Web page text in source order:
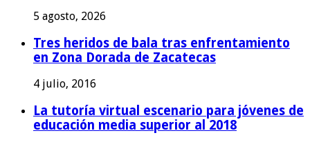
5 agosto, 2026
Tres heridos de bala tras enfrentamiento
en Zona Dorada de Zacatecas
4 julio, 2016
La tutoría virtual escenario para jóvenes de
educación media superior al 2018